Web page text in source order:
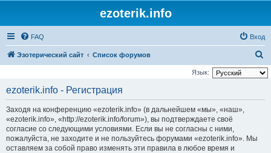
ezoterik.info
FAQ Вход
Эзотерический сайт Список форумов
о
Язык:
ezoterik.info - Регистрация
Заходя на конференцию «ezoterik.info» (в дальнейшем «мы», «наш»,
«ezoterik.info», «http://ezoterik.info/forum»), вы подтверждаете своё
согласие со следующими условиями. Если вы не согласны с ними,
пожалуйста, не заходите и не пользуйтесь форумами «ezoterik.info». Мы
оставляем за собой право изменять эти правила в любое время и